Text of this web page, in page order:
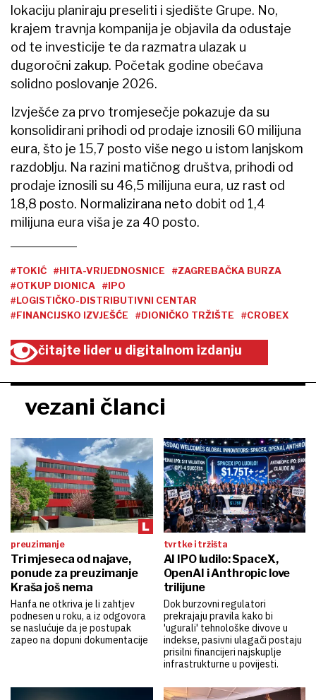
lokaciju planiraju preseliti i sjedište Grupe. No,
krajem travnja kompanija je objavila da odustaje
od te investicije te da razmatra ulazak u
dugoročni zakup. Početak godine obećava
solidno poslovanje 2026.
Izvješće za prvo tromjesečje pokazuje da su
konsolidirani prihodi od prodaje iznosili 60 milijuna
eura, što je 15,7 posto više nego u istom lanjskom
razdoblju. Na razini matičnog društva, prihodi od
prodaje iznosili su 46,5 milijuna eura, uz rast od
18,8 posto. Normalizirana neto dobit od 1,4
milijuna eura viša je za 40 posto.
#TOKIĆ #HITA-VRIJEDNOSNICE
#ZAGREBAČKA BURZA
#OTKUP DIONICA
#IPO
#LOGISTIČKO-DISTRIBUTIVNI CENTAR
#FINANCIJSKO IZVJEŠĆE
#DIONIČKO TRŽIŠTE #CROBEX
čitajte lider u digitalnom izdanju
vezani članci
preuzimanje
Tri mjeseca od najave,
ponude za preuzimanje
Kraša još nema
Hanfa ne otkriva je li zahtjev
podnesen u roku, a iz odgovora
se naslućuje da je postupak
zapeo na dopuni dokumentacije
tvrtke i tržišta
AI IPO ludilo: SpaceX,
OpenAI i Anthropic love
trilijune
Dok burzovni regulatori
prekrajaju pravila kako bi
'ugurali' tehnološke divove u
indekse, pasivni ulagači postaju
prisilni financijeri najskuplje
infrastrukturne u povijesti.